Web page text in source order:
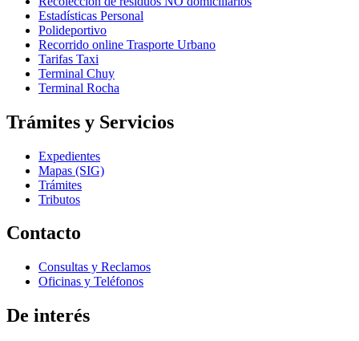
Estadísticas Personal
Polideportivo
Recorrido online Trasporte Urbano
Tarifas Taxi
Terminal Chuy
Terminal Rocha
Trámites y Servicios
Expedientes
Mapas (SIG)
Trámites
Tributos
Contacto
Consultas y Reclamos
Oficinas y Teléfonos
De interés